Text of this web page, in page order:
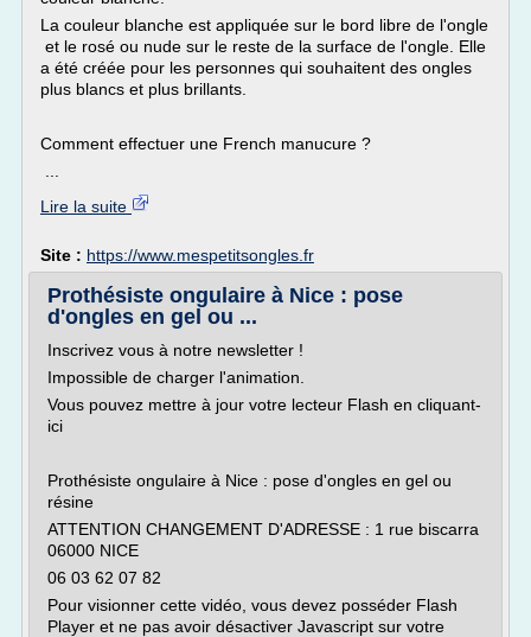
La couleur blanche est appliquée sur le bord libre de l'ongle
et le rosé ou nude sur le reste de la surface de l'ongle. Elle
a été créée pour les personnes qui souhaitent des ongles
plus blancs et plus brillants.
Comment effectuer une French manucure ?
Lire la suite
Site : https://www.mespetitsongles.fr
Prothésiste ongulaire à Nice : pose
d'ongles en gel ou ...
Inscrivez vous à notre newsletter !
Impossible de charger l'animation.
Vous pouvez mettre à jour votre lecteur Flash en cliquant-
ici
Prothésiste ongulaire à Nice : pose d'ongles en gel ou
résine
ATTENTION CHANGEMENT D'ADRESSE : 1 rue biscarra
06000 NICE
06 03 62 07 82
Pour visionner cette vidéo, vous devez posséder Flash
Player et ne pas avoir désactiver Javascript sur votre